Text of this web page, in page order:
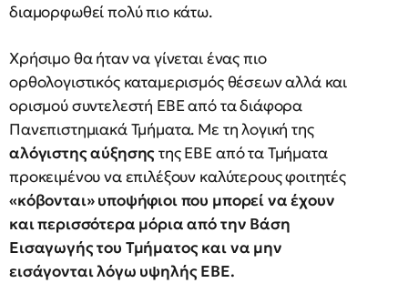
διαμορφωθεί πολύ πιο κάτω.
Χρήσιμο θα ήταν να γίνεται ένας πιο
ορθολογιστικός καταμερισμός θέσεων αλλά και
ορισμού συντελεστή ΕΒΕ από τα διάφορα
Πανεπιστημιακά Τμήματα. Με τη λογική της
αλόγιστης αύξησηςτης ΕΒΕ από τα Τμήματα
προκειμένου να επιλέξουν καλύτερους φοιτητές
«κόβονται» υποψήφιοι που μπορεί να έχουν
και περισσότερα μόρια από την Βάση
Εισαγωγής του Τμήματος και να μην
εισάγονται λόγω υψηλής ΕΒΕ.